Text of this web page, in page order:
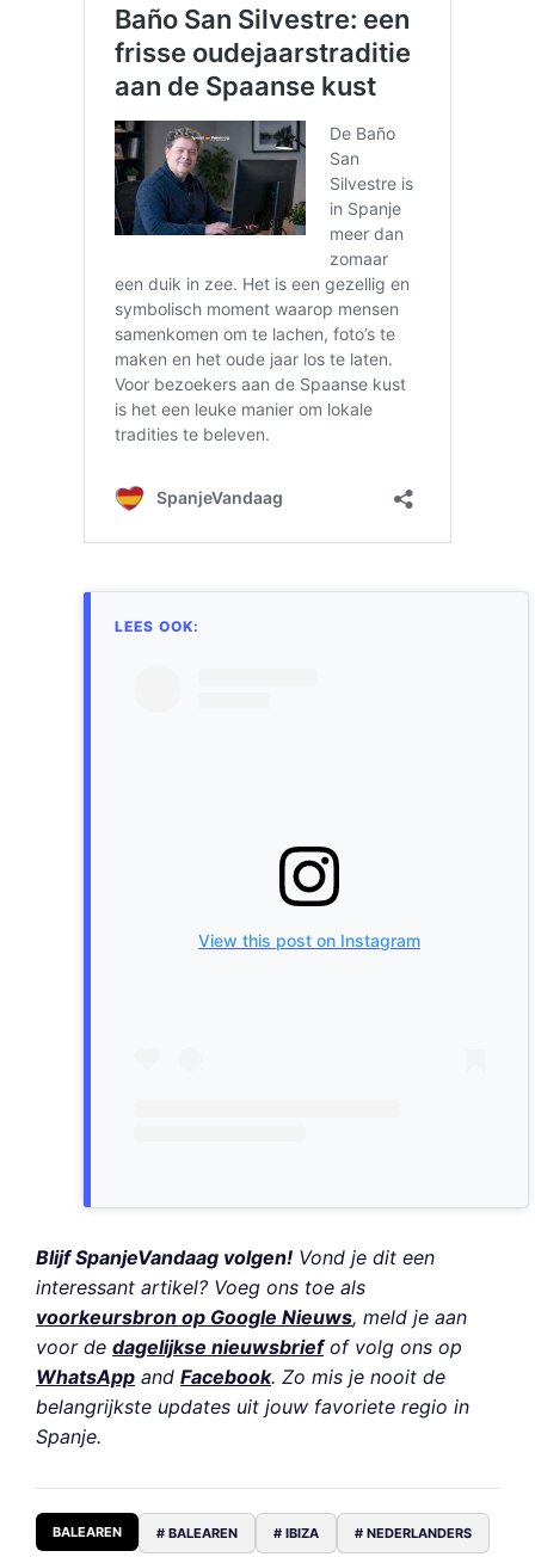
View this post on Instagram
Blijf SpanjeVandaag volgen! Vond je dit een
interessant artikel? Voeg ons toe als
voorkeursbron op Google Nieuws, meld je aan
voor de dagelijkse nieuwsbriefof volg ons op
WhatsApp and Facebook. Zo mis je nooit de
belangrijkste updates uit jouw favoriete regio in
Spanje.
BALEAREN # BALEAREN # IBIZA # NEDERLANDERS